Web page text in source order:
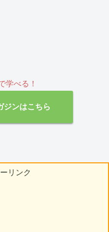
学べる！
ジンはこちら
リンク